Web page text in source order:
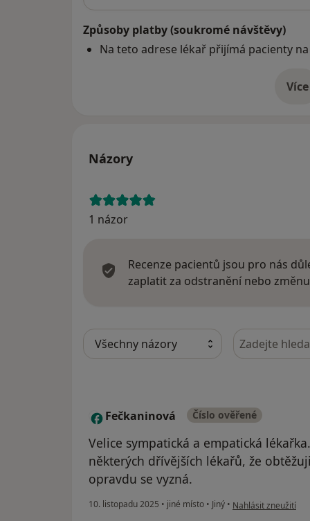
Způsoby platby (soukromé návštěvy)
Na teto adrese lékař přijímá pacienty
Více
o
Názory
1 názor
Recenze pacientů jsou pro nás
zaplatit za odstranění nebo
Hledejte v
F Fečkaninová Číslo ověřené
Velice sympatická a empatická
některých dřívějších lékařů, že
opravdu se vyzná.
10. listopadu 2025 • jiné místo • Jiný • podle názoru
Nahlásit zneužití